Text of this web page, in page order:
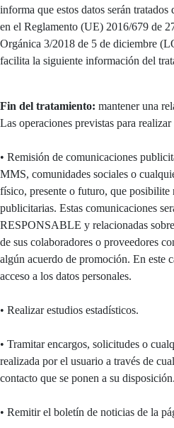
informa que estos datos serán
en el Reglamento (UE) 2016/679 de
Orgánica 3/2018 de 5 de diciembre
facilita la siguiente información del
Fin del tratamiento: mantener una
Las operaciones previstas para
• Remisión de comunicaciones
MMS, comunidades sociales o
físico, presente o futuro, que posibilite
publicitarias. Estas comunicaciones
RESPONSABLE y relacionadas
de sus colaboradores o proveedores
algún acuerdo de promoción. En este
acceso a los datos personales.
• Realizar estudios estadísticos.
• Tramitar encargos, solicitudes o
realizada por el usuario a través de
contacto que se ponen a su disposición.
• Remitir el boletín de noticias de la